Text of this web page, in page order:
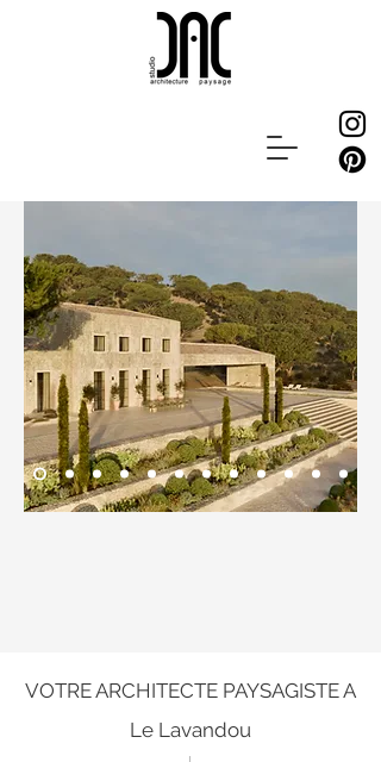
VOTRE ARCHITECTE PAYSAGISTE A
Le Lavandou